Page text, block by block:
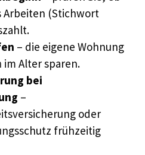
Arbeiten (Stichwort
– die eigene Wohnung
Alter sparen.
bei
–
oder
frühzeitig